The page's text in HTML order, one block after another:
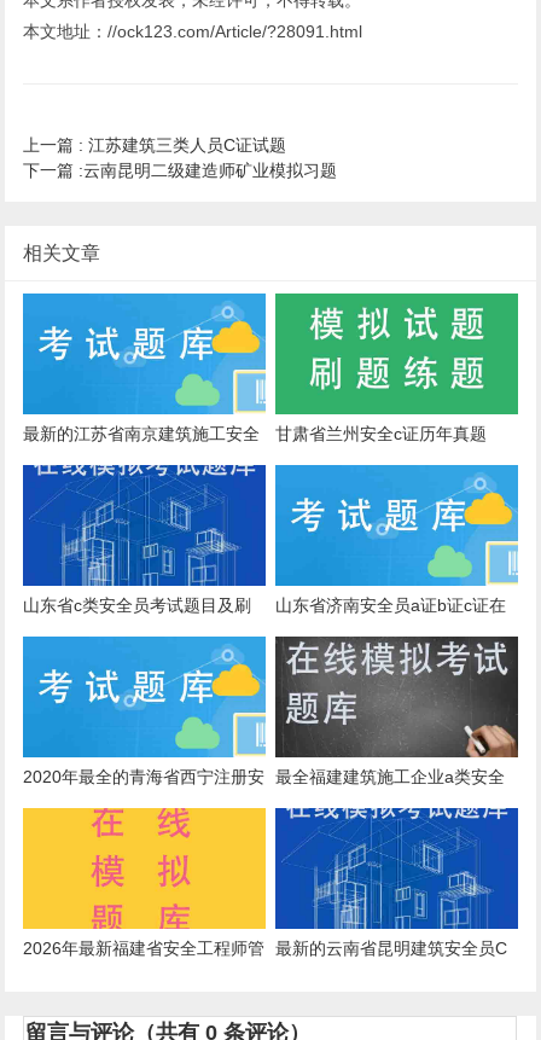
本文地址：//ock123.com/Article/?28091.html
上一篇 : 江苏建筑三类人员C证试题
下一篇 :云南昆明二级建造师矿业模拟习题
相关文章
最新的江苏省南京建筑施工安全
b证在线考核真题库跟培训
甘肃省兰州安全c证历年真题
山东省c类安全员考试题目及刷
山东省济南安全员a证b证c证在
线题库与复习题
2020年最全的青海省西宁注册安
全师在线考试模拟题库网上报名
最全福建建筑施工企业a类安全
员在线测试电子题库
2026年最新福建省安全工程师管
最新的云南省昆明建筑安全员C
知识
留言与评论（共有0 条评论）